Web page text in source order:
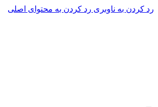
رد کردن به ناوبری رد کردن به محتوای اصلی